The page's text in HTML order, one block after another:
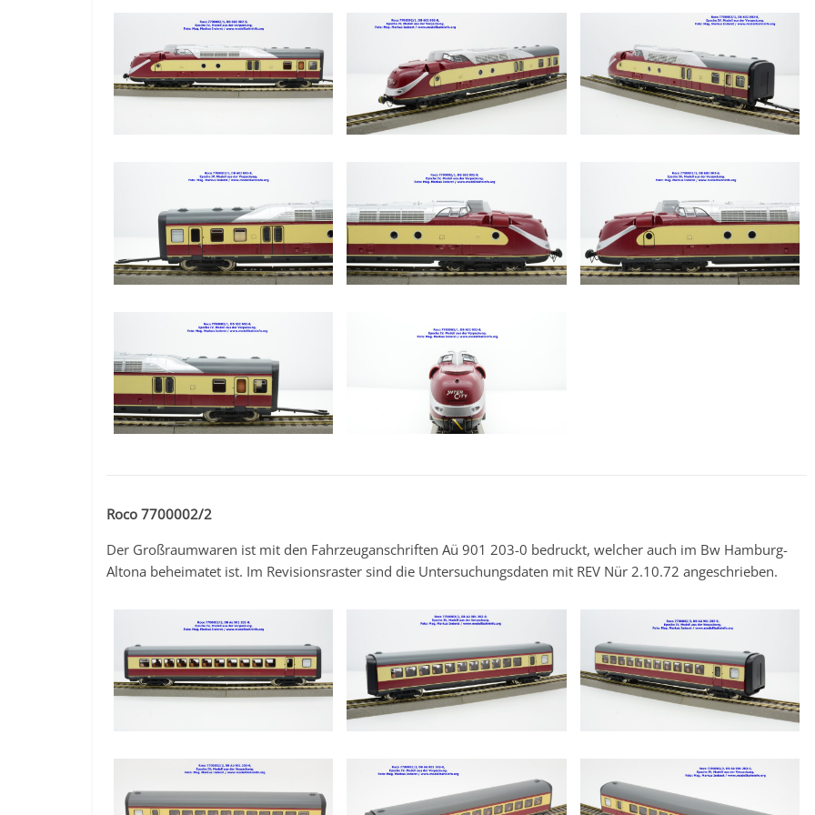
Roco 7700002/2
Der Großraumwaren ist mit den Fahrzeuganschriften Aü 901 203-0 bedruckt, welcher auch im Bw Hamburg-
Altona beheimatet ist. Im Revisionsraster sind die Untersuchungsdaten mit REV Nür 2.10.72 angeschrieben.